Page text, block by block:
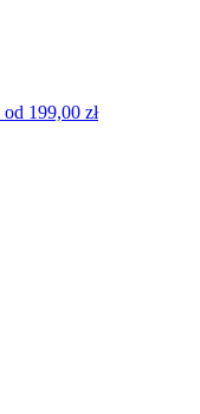
od 199,00 zł